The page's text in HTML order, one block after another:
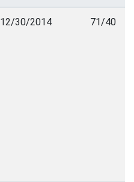
12/30/2014 71/40